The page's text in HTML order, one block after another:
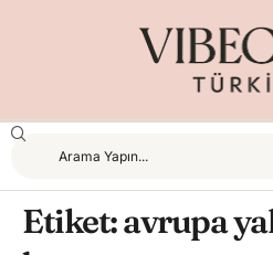
Etiket:avrupa